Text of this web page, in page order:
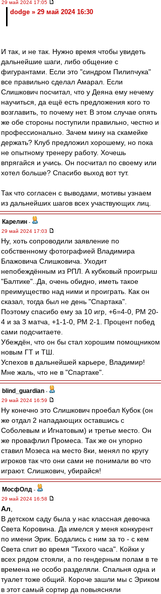
29 май 2024 17:05
dodge » 29 май 2024 16:30
И так, и не так. Нужно время чтобы увидеть
дальнейшие шаги, либо общение с
фигурантами. Если это "синдром Пилипчука"
все правильно сделал Амарал. Если
Слишкович посчитал, что у Деяна ему нечему
научиться, да ещё есть предложения кого то
возглавить, то почему нет. В этом случае опять
же обе стороны поступили правильно, честно и
профессионально. Зачем мину на скамейке
держать? Клуб предложил хорошему, но пока
не опытному тренеру работу. Хочешь
впрягайся и учись. Он посчитал по своему или
хотел больше? Спасибо выход вот тут.
Так что согласен с выводами, мотивы узнаем
из дальнейших шагов всех участвующих лиц.
Карелин -
29 май 2024 17:03
Ну, хоть сопроводили заявление по
собственному фотографией Владимира
Блажовича Слишковича. Уходит
непобеждённым из РПЛ. А кубковый проигрыш
"Балтике"..Да, очень обидно, иметь такое
преимущество над ними и проиграть. Как он
сказал, тогда был не день "Спартака".
Поэтому спасибо ему за 10 игр, +6=4-0, РМ 20-
4 и за 3 матча, +1-1-0, РМ 2-1. Процент побед
сами подсчитаете.
Убеждён, что он бы стал хорошим помощником
новым ГТ и ТШ.
Успехов в дальнейшей карьере, Владимир!
Мне жаль, что не в "Спартаке".
blind_guardian -
29 май 2024 16:59
Ну конечно это Слишкович проебал Кубок (он
же отдал 2 нападающих оставшись с
Соболевым и Игнатовым) и третье место. Он
же провафлил Промеса. Так же он упорно
ставил Мозеса на место 8ки, менял по кругу
игроков так что они сами не понимали во что
играют. Слишкович, убирайся!
МосфОлд -
29 май 2024 16:58
Ал
В детском саду была у нас классная девочка
Света Коровина. Да имелся у меня конкурент
по имени Эрик. Бодались с ним за то - с кем
Света спит во время "Тихого часа". Койки у
всех рядом стояли, а по гендерным полам в те
времена не особо разделяли. Спальня одна и
туалет тоже общий. Короче зашли мы с Эриком
в этот самый сортир да повыясняли